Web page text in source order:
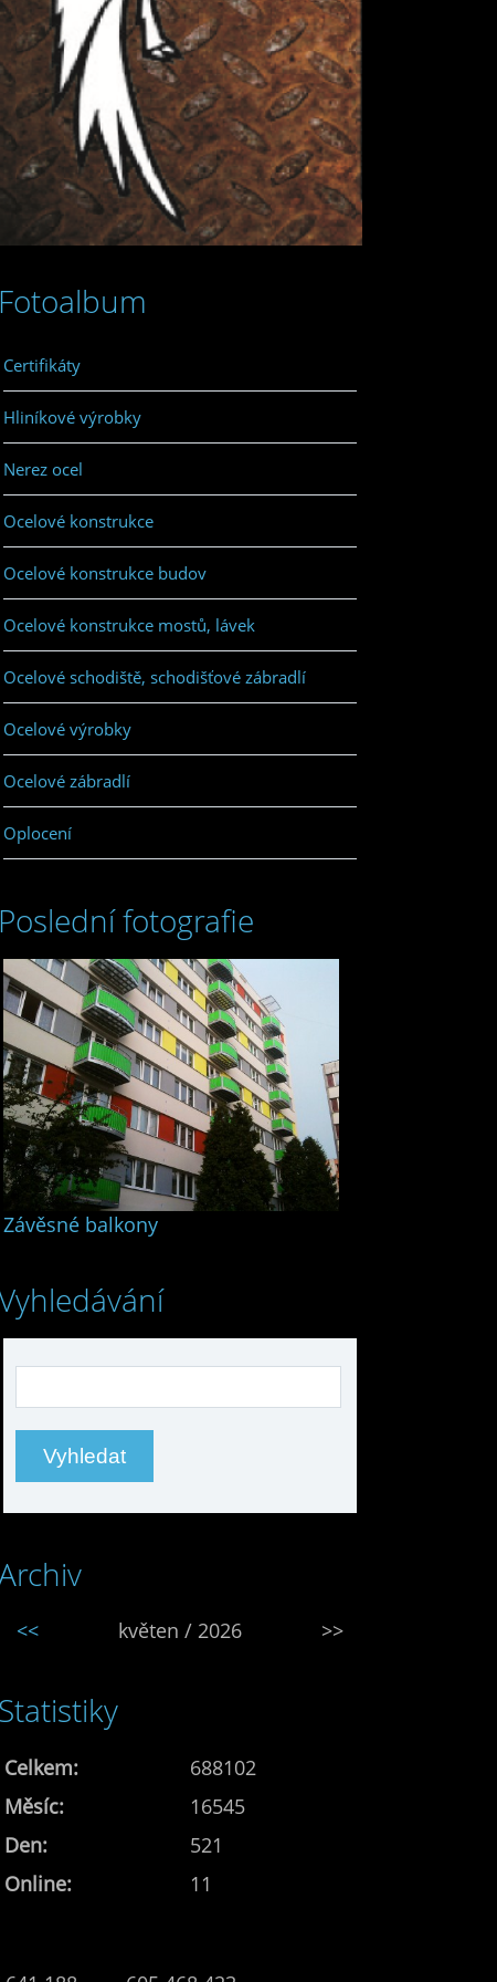
Fotoalbum
Certifikáty
Hliníkové výrobky
Nerez ocel
Ocelové konstrukce
Ocelové konstrukce budov
Ocelové konstrukce mostů, lávek
Ocelové schodiště, schodišťové zábradlí
Ocelové výrobky
Ocelové zábradlí
Oplocení
Poslední fotografie
Závěsné balkony
<< květen / 2026 >>
Statistiky
Online: 11
Celkem:
688102
Měsíc:
16545
Den:
521